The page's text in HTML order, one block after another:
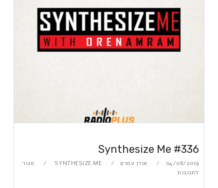
Synthesize Me #336
04/08/2019 אורן עמרם SYNTHESIZE ME
סגור
לתגובות